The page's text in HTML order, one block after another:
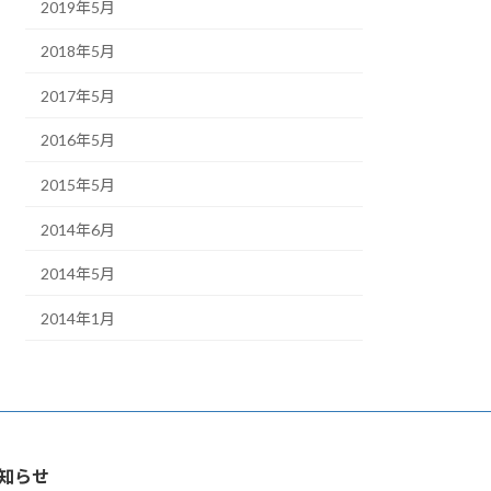
2019年5月
2018年5月
2017年5月
2016年5月
2015年5月
2014年6月
2014年5月
2014年1月
らせ